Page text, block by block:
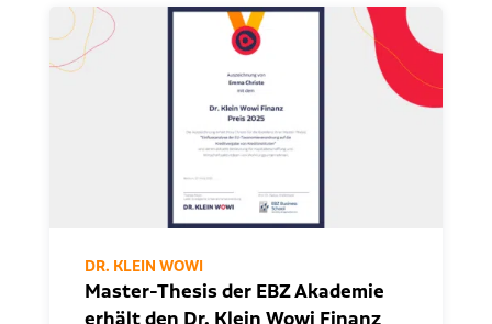
DR. KLEIN WOWI
Master-Thesis der EBZ Akademie
erhält den Dr. Klein Wowi Finanz